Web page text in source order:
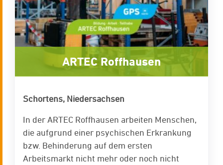
ARTEC Roffhausen
Schortens, Niedersachsen
In der ARTEC Roffhausen arbeiten Menschen,
die aufgrund einer psychischen Erkrankung
bzw. Behinderung auf dem ersten
Arbeitsmarkt nicht mehr oder noch nicht